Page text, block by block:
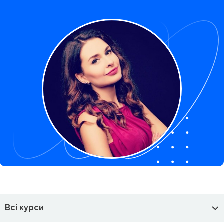
Всі курси